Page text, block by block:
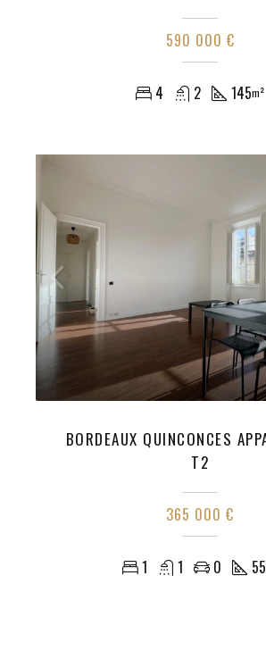
590 000 €
4 2 145m²
BORDEAUX QUINCONCES
T2
365 000 €
1 1 0 55